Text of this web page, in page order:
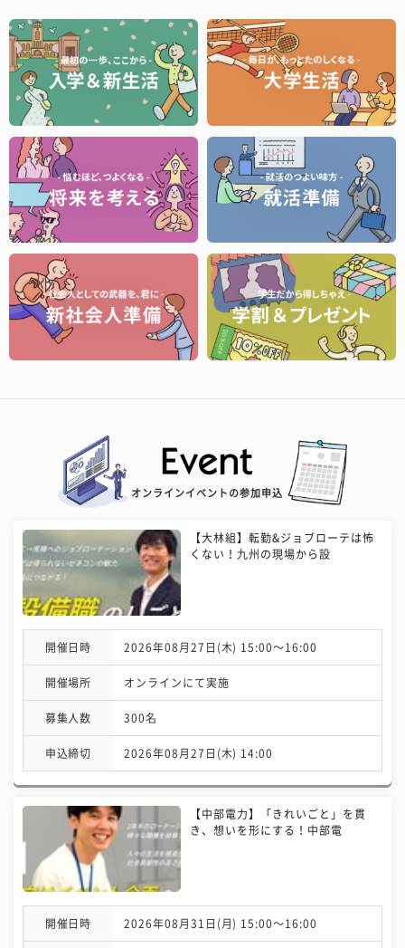
オンラインイベントの参加申込
【大林組】転勤&ジョブローテは怖
くない！九州の現場から設
開催日時 2026年08月27日(木) 15:00〜16:00
開催場所 オンラインにて実施
募集人数 300名
申込締切 2026年08月27日(木) 14:00
【中部電力】「きれいごと」を貫
き、想いを形にする！中部電
開催日時 2026年08月31日(月) 15:00〜16:00